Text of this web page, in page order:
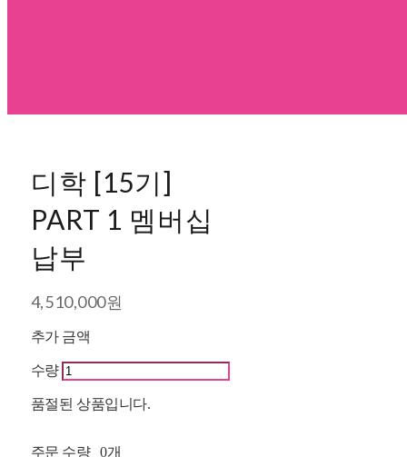
디학 [15기]
PART 1 멤버십
납부
4,510,000원
추가 금액
수량
품절된 상품입니다.
주문 수량
0개